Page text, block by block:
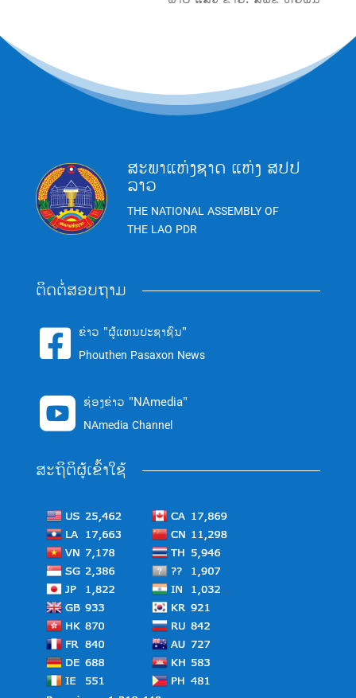
ສະພາແຫ່ງຊາດ ແຫ່ງ ສປປ
ລາວ
THE NATIONAL ASSEMBLY OF
THE LAO PDR
ຕິດຕໍ່ສອບຖາມ
 ຂ່າວ "ຜູ້ແທນປະຊາຊົນ"
Phouthen Pasaxon News
 ຊ່ອງຂ່າວ "NAmedia"
NAmedia Channel
ສະຖິຕິຜູ້ເຂົ້າໃຊ້